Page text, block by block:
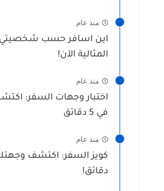
منذ عام
اين اسافر حسب
المثالية الآن!
منذ عام
اختبار وجهات السفر:
في 5 دقائق
منذ عام
دقائق!